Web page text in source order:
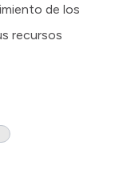
de los
recursos